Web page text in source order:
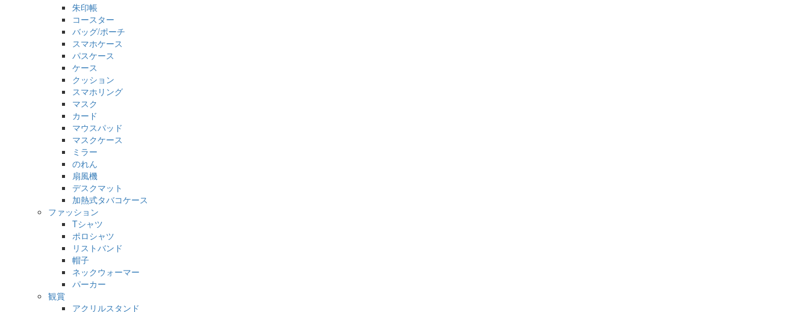
朱印帳
コースター
バッグ/ポーチ
スマホケース
パスケース
ケース
クッション
スマホリング
マスク
カード
マウスパッド
マスクケース
ミラー
のれん
扇風機
デスクマット
加熱式タバコケース
ファッション
Tシャツ
ポロシャツ
リストバンド
帽子
ネックウォーマー
パーカー
観賞
アクリルスタンド